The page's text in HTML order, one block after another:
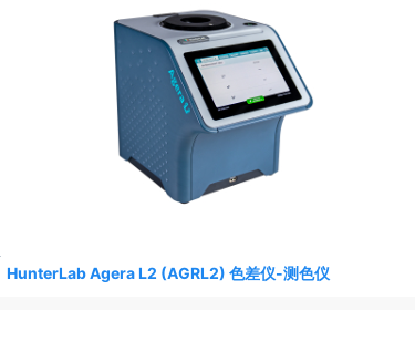
HunterLab Agera L2 (AGRL2) 色差仪-测色仪